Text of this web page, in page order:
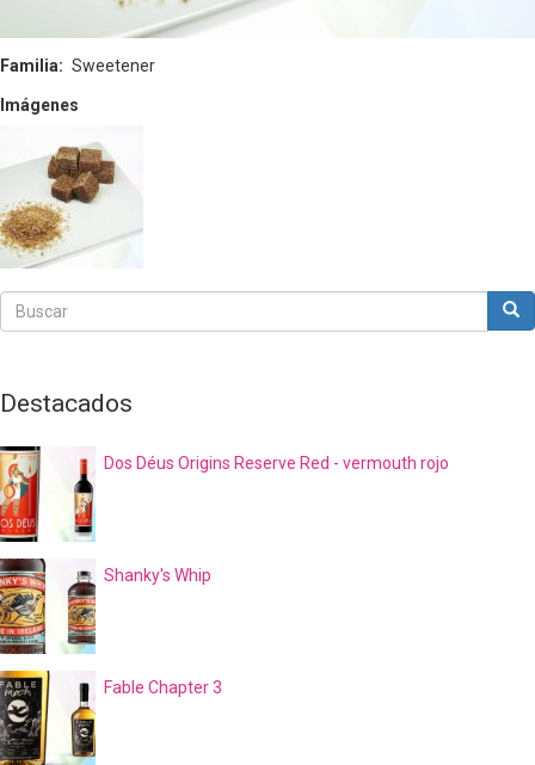
Familia Sweetener
Imágenes
Buscar
Buscar
Destacados
Dos Déus Origins Reserve Red - vermouth rojo
Shanky's Whip
Fable Chapter 3